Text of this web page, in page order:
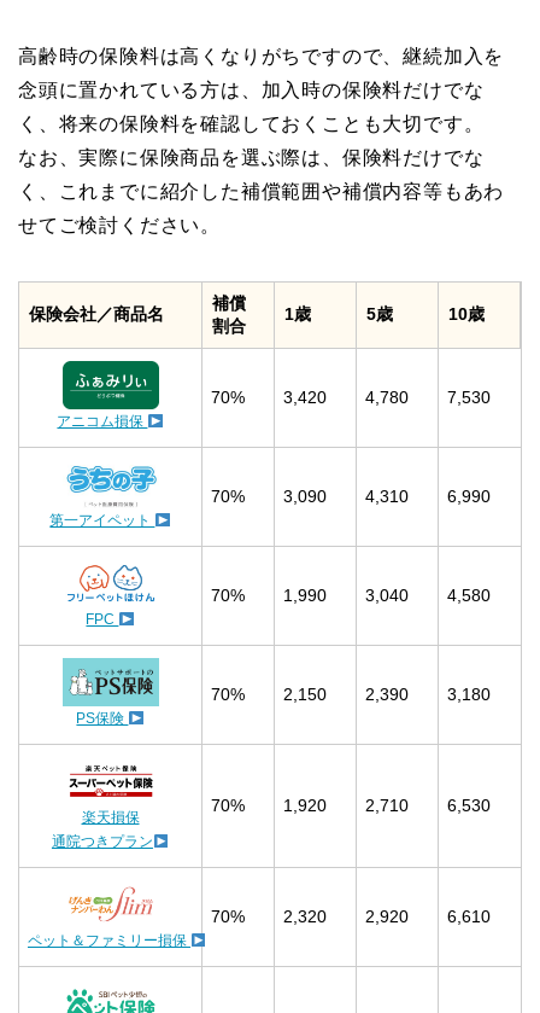
高齢時の保険料は高くなりがちですので、継続加入を
念頭に置かれている方は、加入時の保険料だけでな
く、将来の保険料を確認しておくことも大切です。
なお、実際に保険商品を選ぶ際は、保険料だけでな
く、これまでに紹介した補償範囲や補償内容等もあわ
せてご検討ください。
保険会社／商品名
補償
割合
1歳 5歳 10歳
アニコム損保
70% 3,420 4,780 7,530
第一アイペット
70% 3,090 4,310 6,990
FPC
70% 1,990 3,040 4,580
PS保険
70% 2,150 2,390 3,180
楽天損保
通院つきプラン
70% 1,920 2,710 6,530
ペット＆ファミリー損保
70% 2,320 2,920 6,610